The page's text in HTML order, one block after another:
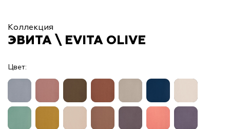
Коллекция
ЭВИТА \ EVITA OLIVE
Цвет: